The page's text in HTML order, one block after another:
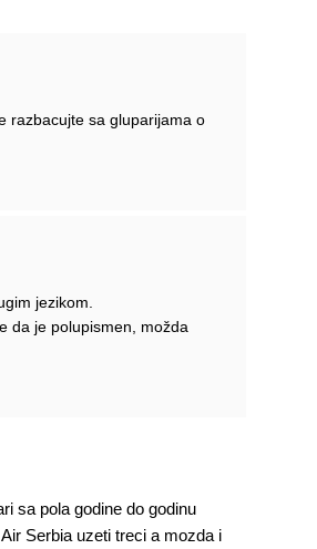
razbacujte sa gluparijama o
jezikom.
da je polupismen, možda
sa pola godine do godinu
Serbia uzeti treci a mozda i